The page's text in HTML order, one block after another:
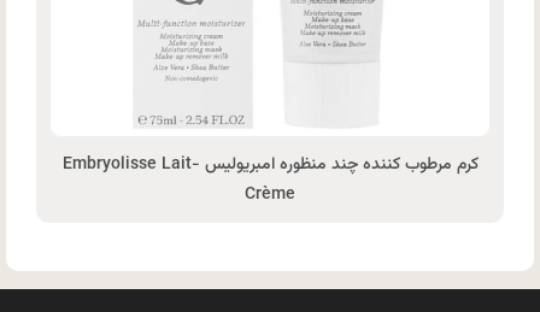
کرم مرطوب کننده چند منظوره امبریولیس Embryolisse Lait-
Crème